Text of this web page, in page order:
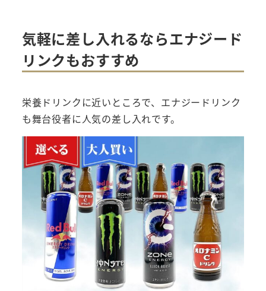
気軽に差し入れるならエナジード
リンクもおすすめ
栄養ドリンクに近いところで、エナジードリンク
も舞台役者に人気の差し入れです。